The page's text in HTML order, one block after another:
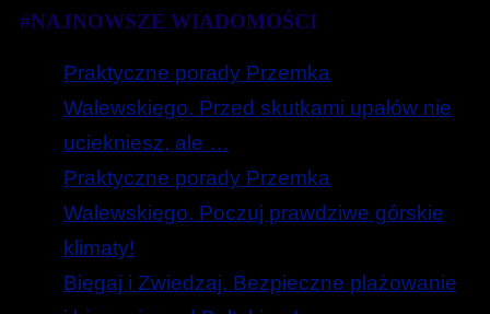
#NAJNOWSZE WIADOMOŚCI
Praktyczne porady Przemka
Walewskiego. Przed skutkami upałów nie
uciekniesz, ale …
Praktyczne porady Przemka
Walewskiego. Poczuj prawdziwe górskie
klimaty!
Biegaj i Zwiedzaj. Bezpieczne plażowanie